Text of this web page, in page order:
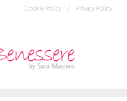
Privacy Policy
Cookie Policy /